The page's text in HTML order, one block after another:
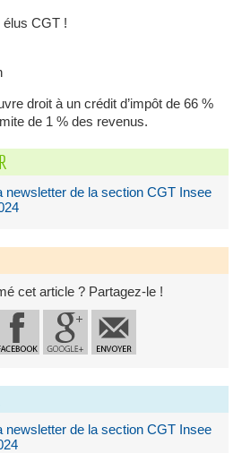
CGT !
droit à un crédit d’impôt de 66 %
de 1 % des revenus.
newsletter de la section CGT Insee
cet article ? Partagez-le !
newsletter de la section CGT Insee